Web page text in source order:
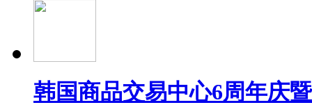
韩国商品交易中心6周年庆